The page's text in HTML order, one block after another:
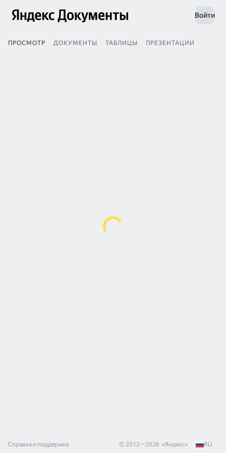
Войти
ПРОСМОТР ДОКУМЕНТЫ ТАБЛИЦЫ ПРЕЗЕНТАЦИИ
Справка и поддержка © 2012—2026 «Яндекс» RU